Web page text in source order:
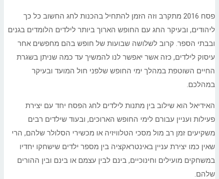
פסח 2016 מתקרב וזה הזמן להתחיל בהכנות לחג החשוב כל כך
ליהודים, ובעיקר החג עם החופש הארוך ביותר לילדים הלומדים בגנים
ובבתי הספר. קרוב לשלושה שבועות של חופש בהם מחפשים אחר
עיסוק לילדים, כזה אשר יאפשר לנו להמשיך עד כמה שניתן בשגרת
החיים השוטפת במהלך ימי החופש שלפני חול המועד ובעיקר
במהלכם.
האידיאל הוא שילוב בין מתנות לילדים לחג הפסח יחד עם יצירת
פעילות ועניין עבורם לימי החופש הארוכים, ובעוד שילדים רבים
משקיעים זמן רב מול מסכי הטלוויזיה או מכשירי הסלולר שלהם, הרי
שאין כמו יצירת עניין באינטראקציה בין מספר ילדים שישחקו יחדיו
במשחקים מועילים וחינוכיים, בינם לבין עצמם או בינם ובין ההורים
שלהם.